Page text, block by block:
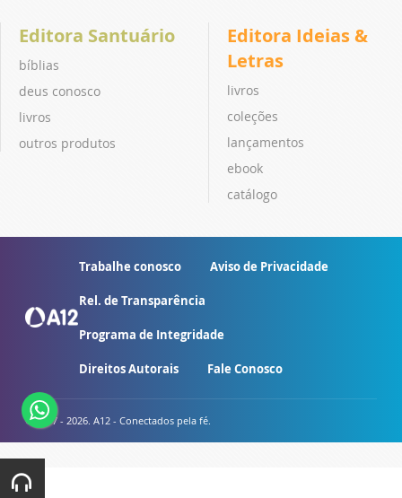
Editora Santuário
bíblias
deus conosco
livros
outros produtos
Editora Ideias &
Letras
livros
coleções
lançamentos
ebook
catálogo
Trabalhe conosco Aviso de Privacidade
Rel. de Transparência
Programa de Integridade
Direitos Autorais Fale Conosco
© 2007 - 2026. A12 - Conectados pela fé.